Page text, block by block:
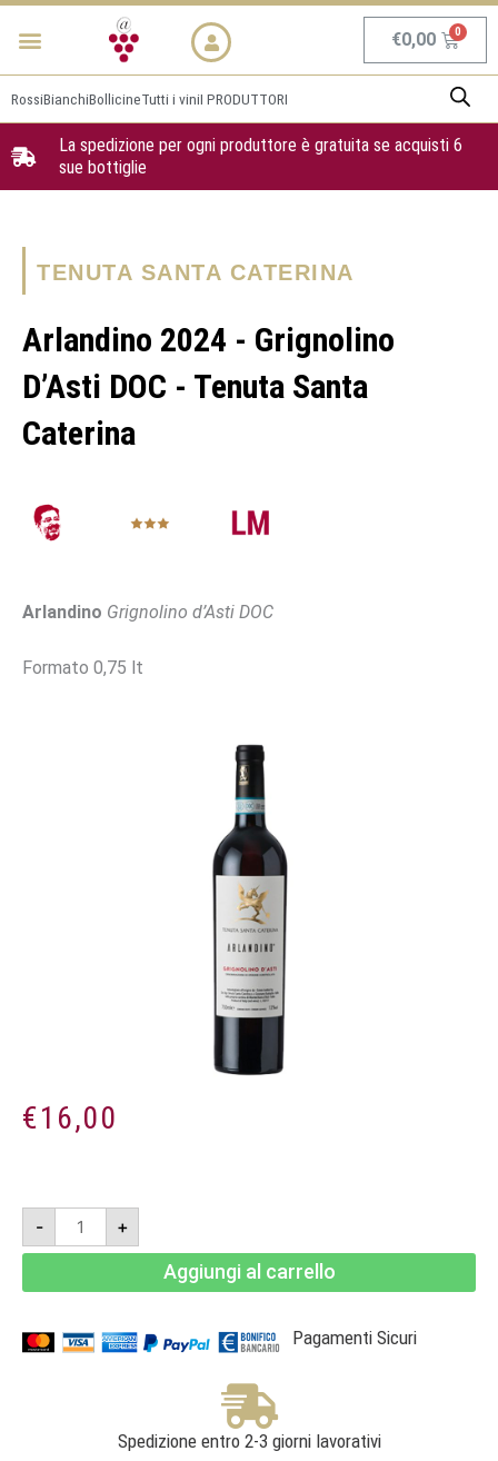
Vai
Menu €0,00
RossiBianchiBollicineTutti i viniI PRODUTTORI
La spedizione per ogni produttore è gratuita se acquisti 6
sue bottiglie
TENUTA SANTA CATERINA
Arlandino 2024 - Grignolino
D’Asti DOC - Tenuta Santa
Caterina
Arlandino Grignolino d’Asti DOC
Formato 0,75 lt
€16,00
-
Arlandino
2024
-
Grignolino
Santa
Caterina
quantità
+
Aggiungi al carrello
Pagamenti Sicuri
Spedizione entro 2-3 giorni lavorativi